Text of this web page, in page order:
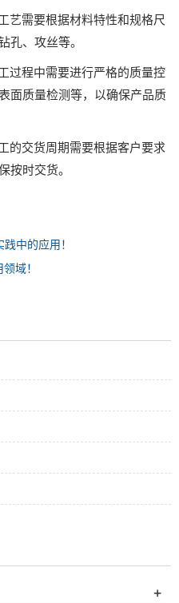
需要根据材料特性和规格尺
孔、攻丝等。
程中需要进行严格的质量控
面质量检测等，以确保产品质
交货周期需要根据客户要求
按时交货。
中的应用！
域！
+